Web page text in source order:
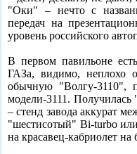
"Оки" – нечто с
передач на
уровень российского
В первом павильоне
ГАЗа, видимо, неплохо
обычную "Волгу-3110",
модели-3111.
– стенд завода аккурат
"шестисотый" Bi-turbo
на красавец-кабриолет на